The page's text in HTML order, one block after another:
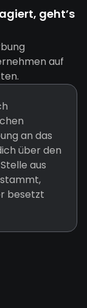
geht’s
auf
an das
über den
aus
besetzt